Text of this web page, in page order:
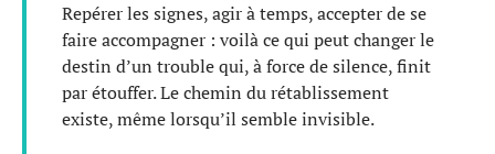
Repérer les signes, agir à temps, accepter de se
faire accompagner : voilà ce qui peut changer le
destin d’un trouble qui, à force de silence, finit
par étouffer. Le chemin du rétablissement
existe, même lorsqu’il semble invisible.